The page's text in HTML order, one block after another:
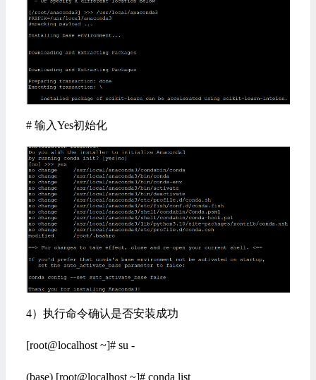
# 输入Yes初始化
4）执行命令确认是否安装成功
[root@localhost ~]# su -
(base) [root@localhost ~]# conda list